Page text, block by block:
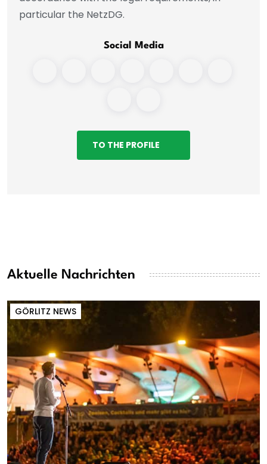
particular the NetzDG.
Social Media
TO THE PROFILE
Aktuelle Nachrichten
GÖRLITZ NEWS